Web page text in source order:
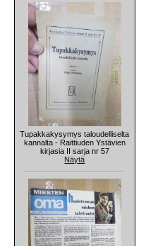
Tupakkakysymys taloudelliselta
kannalta - Raittiuden Ystävien
kirjasia II sarja nr 57
Näytä